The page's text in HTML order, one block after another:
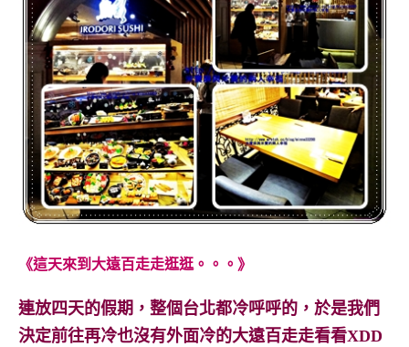
《這天來到大遠百走走逛逛。。。》
連放四天的假期，整個台北都冷呼呼的，於是我們
決定前往再冷也沒有外面冷的大遠百走走看看XDD